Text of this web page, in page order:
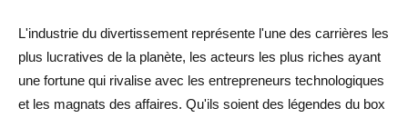
L'industrie du divertissement représente l'une des carrières les
plus lucratives de la planète, les acteurs les plus riches ayant
une fortune qui rivalise avec les entrepreneurs technologiques
et les magnats des affaires. Qu'ils soient des légendes du box